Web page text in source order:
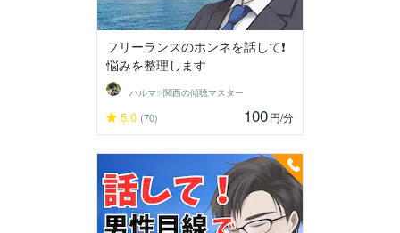
フリーランスのホンネを話して❗️
悩みを整理します
ハルマ✨関西の傾聴マスター
5.0 (70) 100円/分